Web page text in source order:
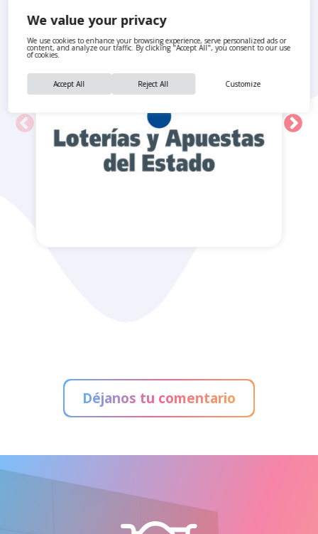
We value your privacy
We use cookies to enhance your browsing experience, serve personalized ads or
content, and analyze our traffic. By clicking "Accept All", you consent to our use
of cookies.
Customize
Reject All
Accept All
Déjanos tu comentario